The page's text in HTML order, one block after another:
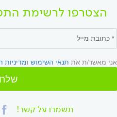
הצטרפו לרשימת
אני מאשר/ת את תנאי השימוש ומדיניות
שלח
תשמרו על קשר!